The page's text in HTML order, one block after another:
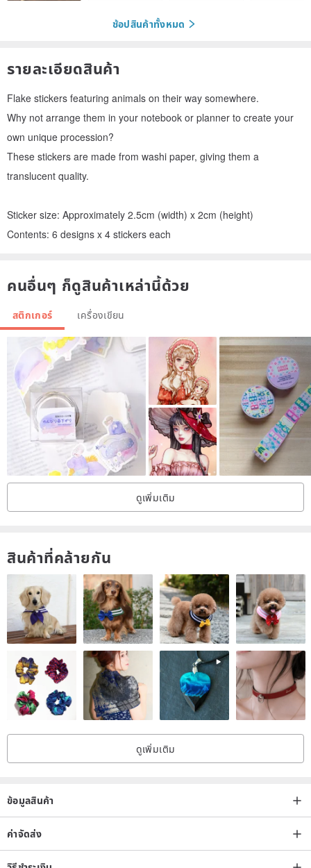
ช้อปสินค้าทั้งหมด
รายละเอียดสินค้า
Flake stickers featuring animals on their way somewhere.
Why not arrange them in your notebook or planner to create your
own unique procession?
These stickers are made from washi paper, giving them a
translucent quality.
Sticker size: Approximately 2.5cm (width) x 2cm (height)
Contents: 6 designs x 4 stickers each
คนอื่นๆ ก็ดูสินค้าเหล่านี้ด้วย
สติกเกอร์ เครื่องเขียน
ดูเพิ่มเติม
สินค้าที่คล้ายกัน
ดูเพิ่มเติม
ข้อมูลสินค้า
ค่าจัดส่ง